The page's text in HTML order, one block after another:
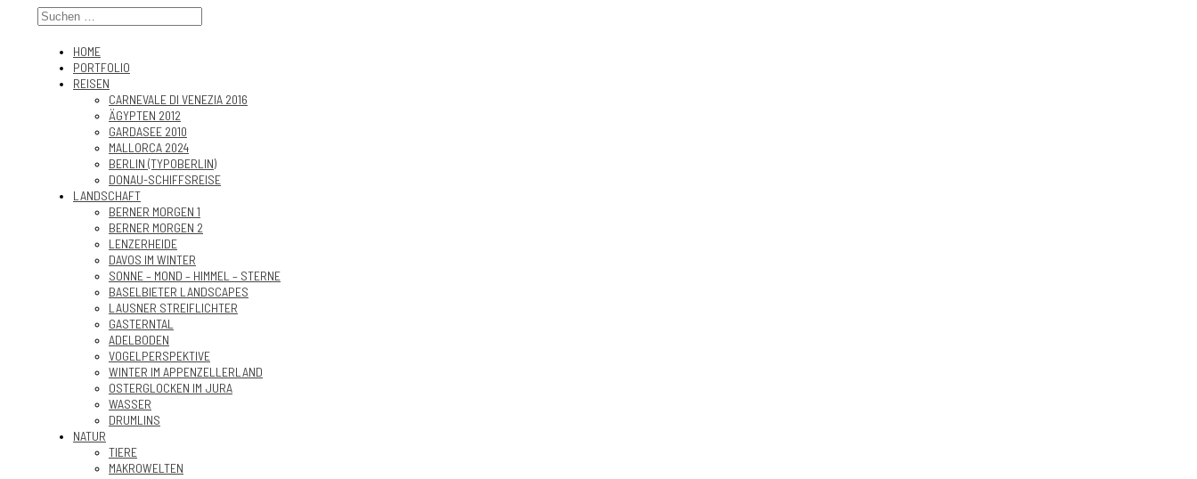
HOME
PORTFOLIO
REISEN
CARNEVALE DI VENEZIA 2016
ÄGYPTEN 2012
GARDASEE 2010
MALLORCA 2024
BERLIN (TYPOBERLIN)
DONAU-SCHIFFSREISE
LANDSCHAFT
BERNER MORGEN 1
BERNER MORGEN 2
LENZERHEIDE
DAVOS IM WINTER
SONNE – MOND – HIMMEL – STERNE
BASELBIETER LANDSCAPES
LAUSNER STREIFLICHTER
GASTERNTAL
ADELBODEN
VOGELPERSPEKTIVE
WINTER IM APPENZELLERLAND
OSTERGLOCKEN IM JURA
WASSER
DRUMLINS
NATUR
TIERE
MAKROWELTEN